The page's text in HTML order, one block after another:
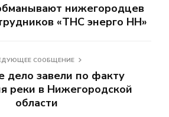
нижегородцев
«ТНС энерго НН»
СООБЩЕНИЕ
дело завели по факту
реки в Нижегородской
области